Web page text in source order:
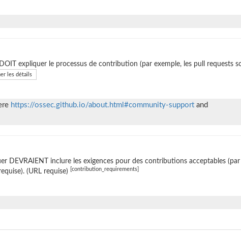
expliquer le processus de contribution (par exemple, les pull requests
les détails
https://ossec.github.io/about.html#community-support and
DEVRAIENT inclure les exigences pour des contributions acceptables (par
(URL requise)
[contribution_requirements]